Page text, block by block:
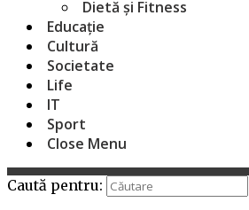
Dietă și Fitness
Educație
Cultură
Societate
Life
IT
Sport
Close Menu
Caută pentru: